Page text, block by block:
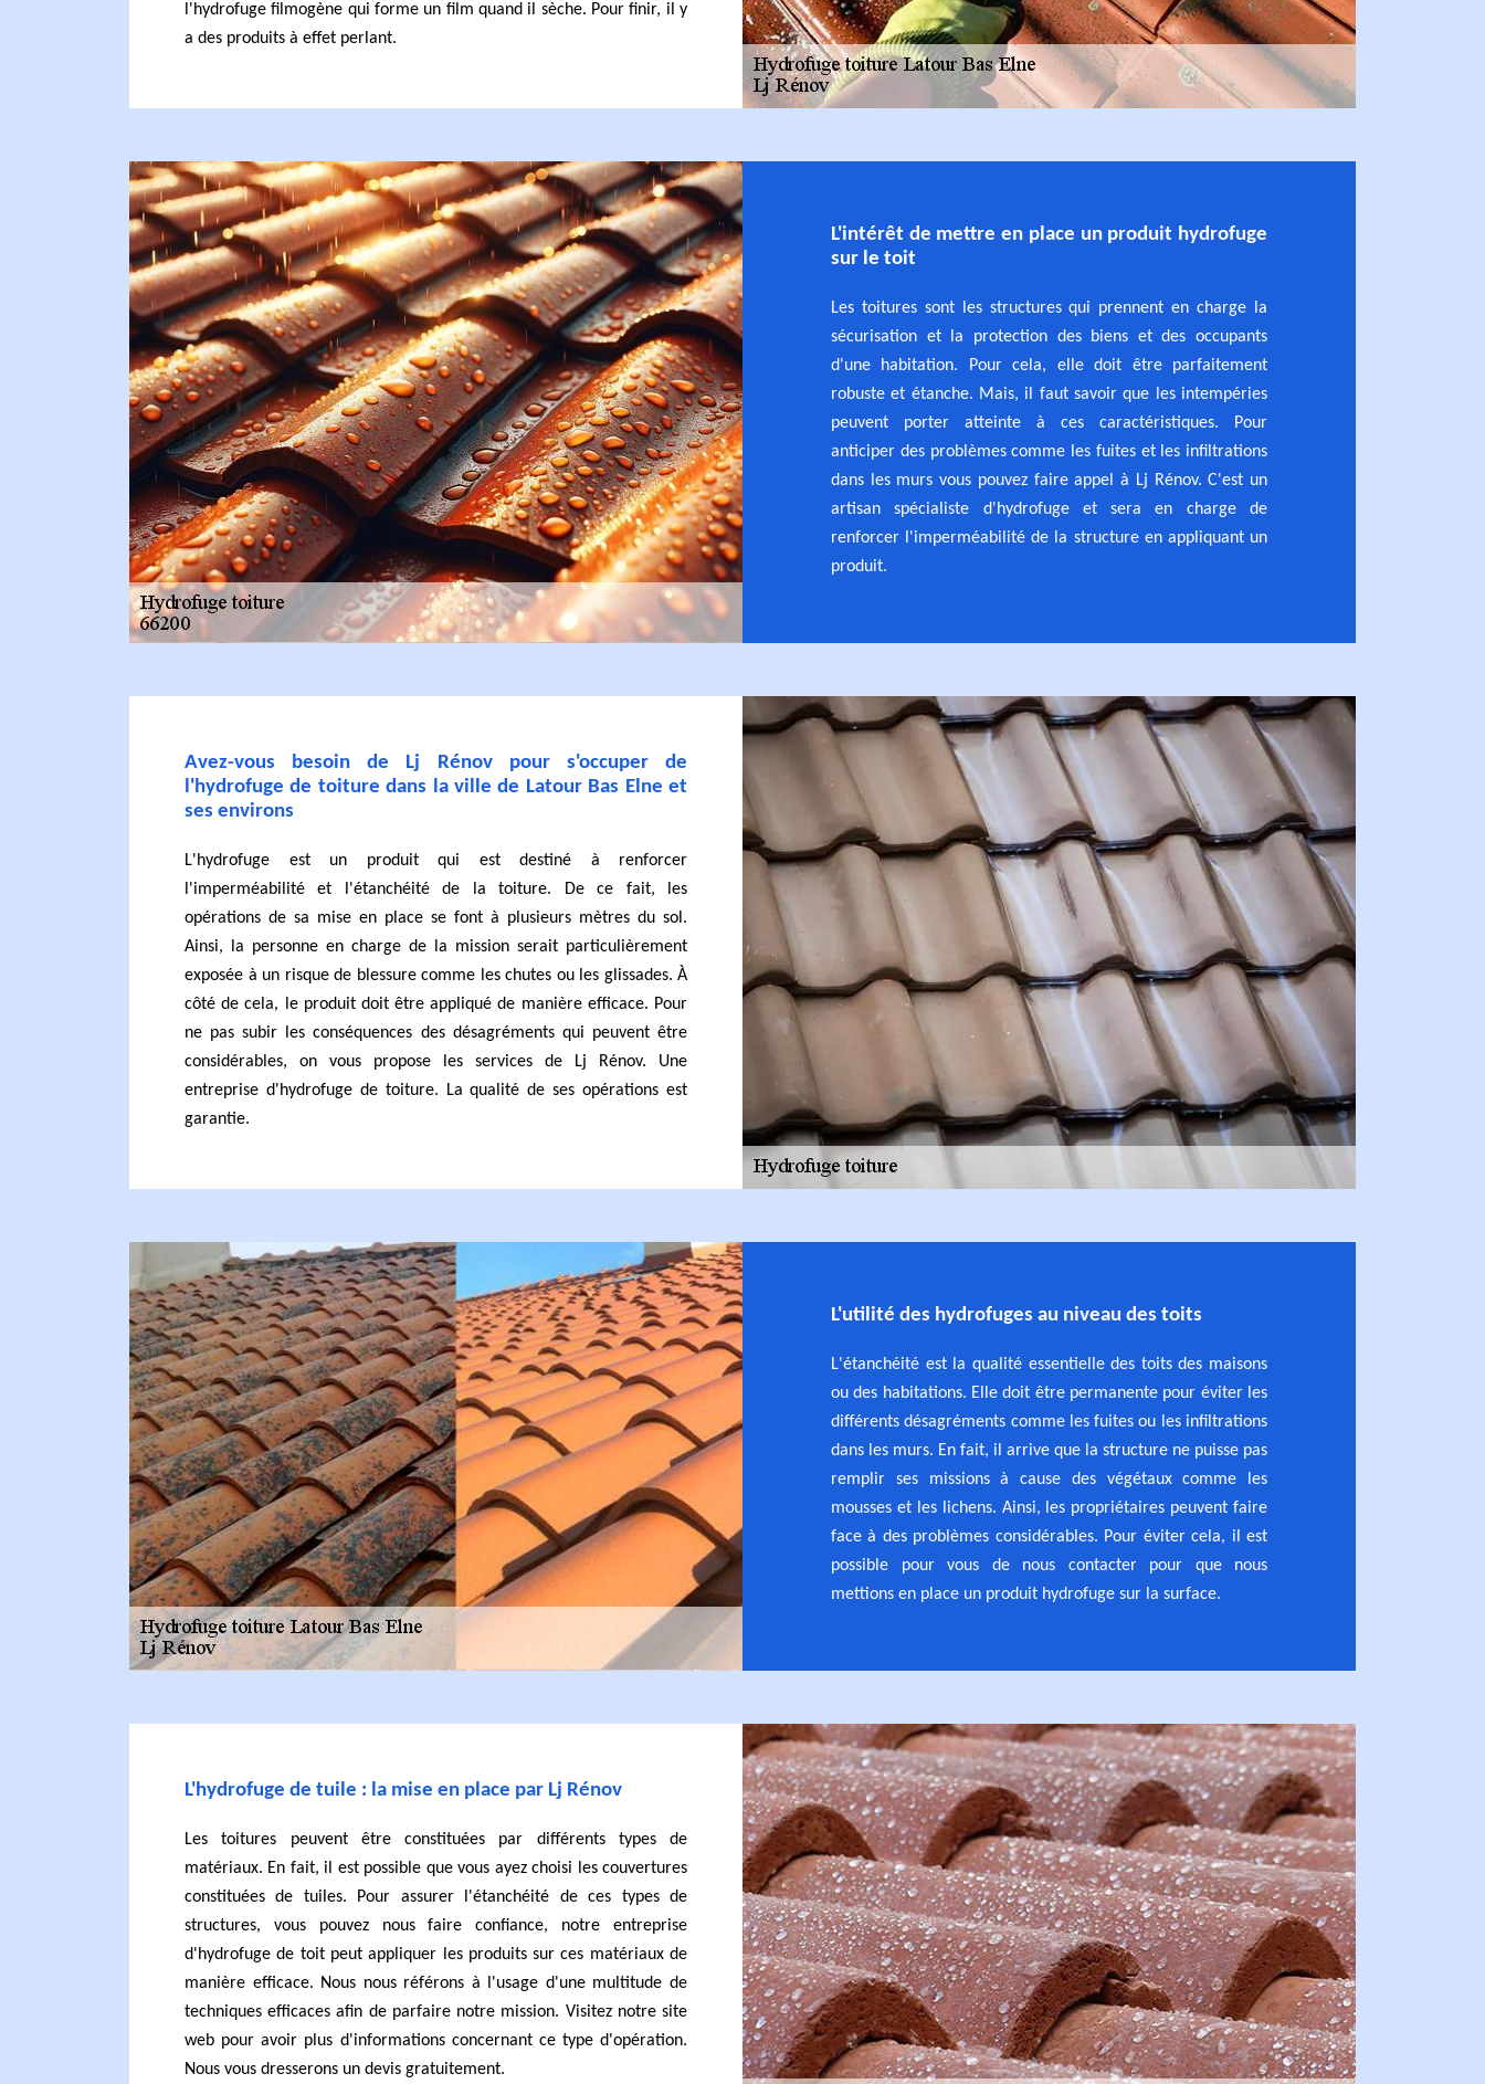
l'hydrofuge filmogène qui forme un film quand il sèche. Pour finir, il y
a des produits à effet perlant.
L'intérêt de mettre en place un produit hydrofuge
sur le toit
Les toitures sont les structures qui prennent en charge la
sécurisation et la protection des biens et des occupants
d'une habitation. Pour cela, elle doit être parfaitement
robuste et étanche. Mais, il faut savoir que les intempéries
peuvent porter atteinte à ces caractéristiques. Pour
anticiper des problèmes comme les fuites et les infiltrations
dans les murs vous pouvez faire appel à Lj Rénov. C'est un
artisan spécialiste d'hydrofuge et sera en charge de
renforcer l'imperméabilité de la structure en appliquant un
produit.
Avez-vous besoin de Lj Rénov pour s'occuper de
l'hydrofuge de toiture dans la ville de Latour Bas Elne et
ses environs
L'hydrofuge est un produit qui est destiné à renforcer
l'imperméabilité et l'étanchéité de la toiture. De ce fait, les
opérations de sa mise en place se font à plusieurs mètres du sol.
Ainsi, la personne en charge de la mission serait particulièrement
exposée à un risque de blessure comme les chutes ou les glissades. À
côté de cela, le produit doit être appliqué de manière efficace. Pour
ne pas subir les conséquences des désagréments qui peuvent être
considérables, on vous propose les services de Lj Rénov. Une
entreprise d'hydrofuge de toiture. La qualité de ses opérations est
garantie.
L'utilité des hydrofuges au niveau des toits
L'étanchéité est la qualité essentielle des toits des maisons
ou des habitations. Elle doit être permanente pour éviter les
différents désagréments comme les fuites ou les infiltrations
dans les murs. En fait, il arrive que la structure ne puisse pas
remplir ses missions à cause des végétaux comme les
mousses et les lichens. Ainsi, les propriétaires peuvent faire
face à des problèmes considérables. Pour éviter cela, il est
possible pour vous de nous contacter pour que nous
mettions en place un produit hydrofuge sur la surface.
L'hydrofuge de tuile : la mise en place par Lj Rénov
Les toitures peuvent être constituées par différents types de
matériaux. En fait, il est possible que vous ayez choisi les couvertures
constituées de tuiles. Pour assurer l'étanchéité de ces types de
structures, vous pouvez nous faire confiance, notre entreprise
d'hydrofuge de toit peut appliquer les produits sur ces matériaux de
manière efficace. Nous nous référons à l'usage d'une multitude de
techniques efficaces afin de parfaire notre mission. Visitez notre site
web pour avoir plus d'informations concernant ce type d'opération.
Nous vous dresserons un devis gratuitement.